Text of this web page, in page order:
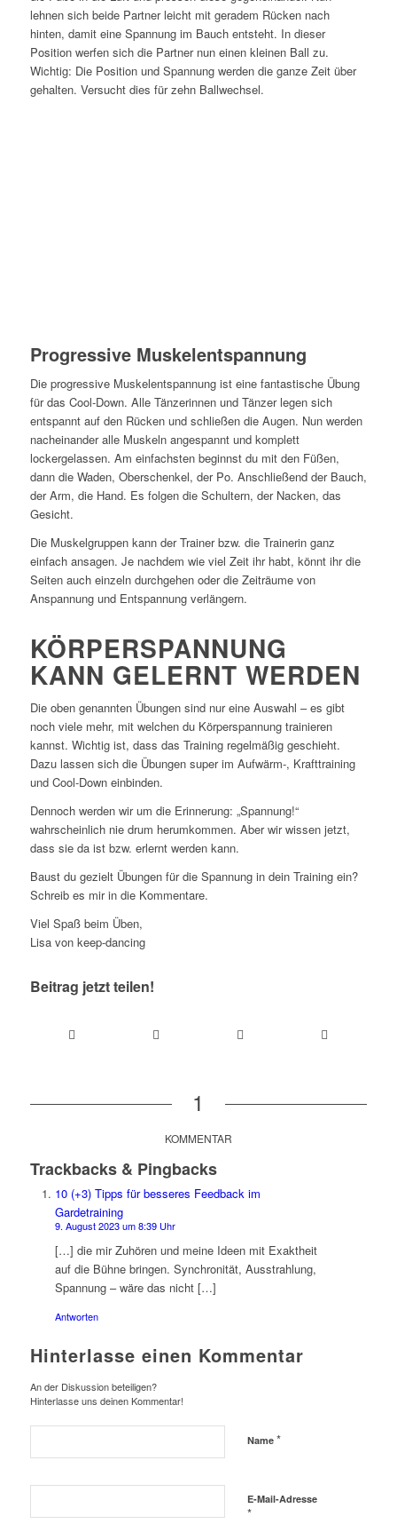
lehnen sich beide Partner leicht mit geradem Rücken nach
hinten, damit eine Spannung im Bauch entsteht. In dieser
Position werfen sich die Partner nun einen kleinen Ball zu.
Wichtig: Die Position und Spannung werden die ganze Zeit über
gehalten. Versucht dies für zehn Ballwechsel.
Progressive Muskelentspannung
Die progressive Muskelentspannung ist eine fantastische Übung
für das Cool-Down. Alle Tänzerinnen und Tänzer legen sich
entspannt auf den Rücken und schließen die Augen. Nun werden
nacheinander alle Muskeln angespannt und komplett
lockergelassen. Am einfachsten beginnst du mit den Füßen,
dann die Waden, Oberschenkel, der Po. Anschließend der Bauch,
der Arm, die Hand. Es folgen die Schultern, der Nacken, das
Gesicht.
Die Muskelgruppen kann der Trainer bzw. die Trainerin ganz
einfach ansagen. Je nachdem wie viel Zeit ihr habt, könnt ihr die
Seiten auch einzeln durchgehen oder die Zeiträume von
Anspannung und Entspannung verlängern.
KÖRPERSPANNUNG
KANN GELERNT WERDEN
Die oben genannten Übungen sind nur eine Auswahl – es gibt
noch viele mehr, mit welchen du Körperspannung trainieren
kannst. Wichtig ist, dass das Training regelmäßig geschieht.
Dazu lassen sich die Übungen super im Aufwärm-, Krafttraining
und Cool-Down einbinden.
Dennoch werden wir um die Erinnerung: „Spannung!“
wahrscheinlich nie drum herumkommen. Aber wir wissen jetzt,
dass sie da ist bzw. erlernt werden kann.
Baust du gezielt Übungen für die Spannung in dein Training ein?
Schreib es mir in die Kommentare.
Viel Spaß beim Üben,
Lisa von keep-dancing
Beitrag jetzt teilen!
1
KOMMENTAR
Trackbacks & Pingbacks
10 (+3) Tipps für besseres Feedback im
Gardetraining
sagt:
9. August 2023 um 8:39 Uhr
[…] die mir Zuhören und meine Ideen mit Exaktheit
auf die Bühne bringen. Synchronität, Ausstrahlung,
Spannung – wäre das nicht […]
Antworten
Hinterlasse einen Kommentar
An der Diskussion beteiligen?
Hinterlasse uns deinen Kommentar!
Name *
E-Mail-Adresse
*